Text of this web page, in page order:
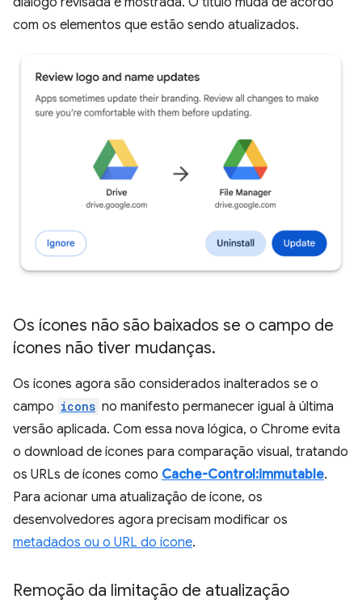
com os elementos que estão sendo atualizados.
Os ícones não são baixados se o campo de
ícones não tiver mudanças.
Os ícones agora são considerados inalterados se o
campo icons no manifesto permanecer igual à última
versão aplicada. Com essa nova lógica, o Chrome evita
o download de ícones para comparação visual, tratando
os URLs de ícones como Cache-Control:immutable.
Para acionar uma atualização de ícone, os
desenvolvedores agora precisam modificar os
metadados ou o URL do ícone.
Remoção da limitação de atualização